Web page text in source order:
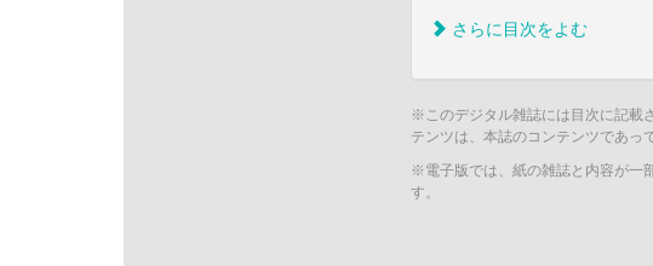
さらに目次をよむ
※このデジタル雑誌には目次に記載
テンツは、本誌のコンテンツであっ
※電子版では、紙の雑誌と内容が一
す。